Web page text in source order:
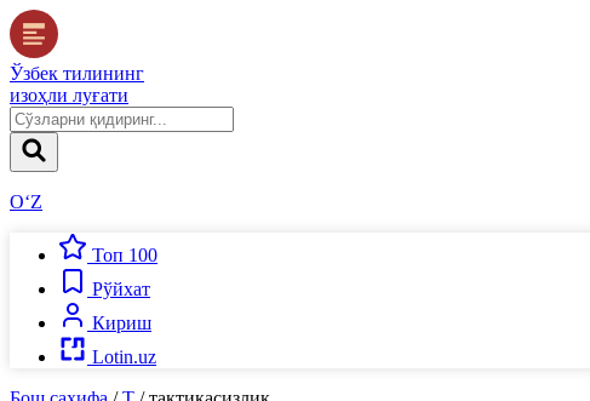
Ўзбек тилининг
изоҳли луғати
O‘Z
Топ 100
Рўйхат
Кириш
Lotin.uz